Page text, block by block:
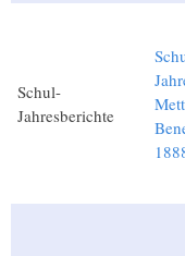
Schul-
Jahresberichte